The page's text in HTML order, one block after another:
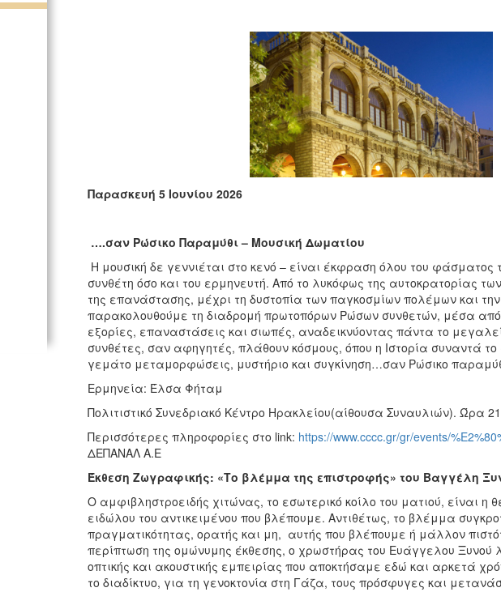
Παρασκευή 5 Ιουνίου 2026
….σαν Ρώσικο Παραμύθι – Μουσική Δωματίου
Η μουσική δε γεννιέται στο κενό – είναι έκφραση όλου του φάσματος
συνθέτη όσο και του ερμηνευτή. Από το λυκόφως της αυτοκρατορίας
της επανάστασης, μέχρι τη δυστοπία των παγκοσμίων πολέμων και
παρακολουθούμε τη διαδρομή πρωτοπόρων Ρώσων συνθετών, μέσα
εξορίες, επαναστάσεις και σιωπές, αναδεικνύοντας πάντα το
συνθέτες, σαν αφηγητές, πλάθουν κόσμους, όπου η Ιστορία συναντά το
γεμάτο μεταμορφώσεις, μυστήριο και συγκίνηση…σαν Ρώσικο
Ερμηνεία: Έλσα Φήταμ
Πολιτιστικό Συνεδριακό Κέντρο Ηρακλείου(αίθουσα Συναυλιών). Ώρα
Περισσότερες πληροφορίες στο link: https://www.cccc.gr/gr/events/
ΔΕΠΑΝΑΛ Α.Ε
Έκθεση Ζωγραφικής: «Το βλέμμα της επιστροφής» του Βαγγέλη
Ο αμφιβληστροειδής χιτώνας, το εσωτερικό κοίλο του ματιού, είναι
ειδώλου του αντικειμένου που βλέπουμε. Αντιθέτως, το βλέμμα
πραγματικότητας, ορατής και μη, αυτής που βλέπουμε ή μάλλον
περίπτωση της ομώνυμης έκθεσης, ο χρωστήρας του Ευάγγελου Ξυνού
οπτικής και ακουστικής εμπειρίας που αποκτήσαμε εδώ και αρκετά
το διαδίκτυο, για τη γενοκτονία στη Γάζα, τους πρόσφυγες και